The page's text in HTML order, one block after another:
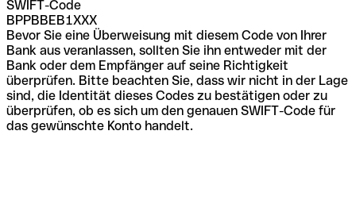
SWIFT-Code
BPPBBEB1XXX
Bevor Sie eine Überweisung mit diesem Code von Ihrer
Bank aus veranlassen, sollten Sie ihn entweder mit der
Bank oder dem Empfänger auf seine Richtigkeit
überprüfen. Bitte beachten Sie, dass wir nicht in der Lage
sind, die Identität dieses Codes zu bestätigen oder zu
überprüfen, ob es sich um den genauen SWIFT-Code für
das gewünschte Konto handelt.